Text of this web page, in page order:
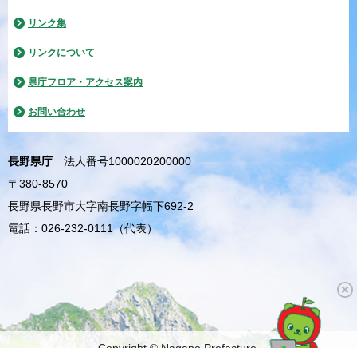
リンク集
リンクについて
県庁フロア・アクセス案内
お問い合わせ
長野県庁
法人番号1000020200000
〒380-8570
長野県長野市大字南長野字幅下692-2
電話：026-232-0111（代表）